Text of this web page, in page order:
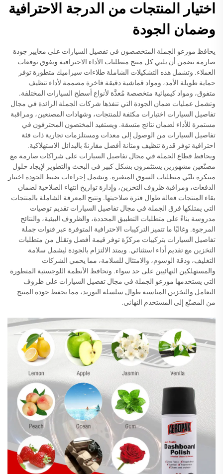
اختيار المنتجات من الدرجة الاحترافية
وضمان الجودة
يحافظ موزعو الجملة المتخصصون في تفصيل السيارات على معايير جودة
صارمة تضمن أن يلبي كل منتج متطلبات الأداء الاحترافية ويفوق توقعات
العملاء. وتشمل هذه التشكيلات الشاملة طلاءات سيراميك متطورة توفر
حماية طويلة الأمد، ومواد قماشية دقيقة فاخرة مصممة لأداء تنظيف
متفوق، ومواد كيميائية متخصصة مُعدَّة لأنواع أسطح السيارات المختلفة.
وتشمل عمليات ضمان الجودة التي تنفذها شركات الجملة الرائدة في مجال
تفاصيل السيارات اختبارات مكثفة للمنتجات، وشهادات المصنعين، ومراقبة
مستمرة للأداء لضمان نتائج متسقة. ويستفيد المختصون المحترفون في
تفاصيل السيارات من الوصول إلى معدات ومستلزمات تجارية ذات فئة
احترافية توفر قدرة تنظيف ومتانة أفضل مقارنةً بالبدائل الاستهلاكية.
ويحافظ قطاع الجملة في مجال تفاصيل السيارات على شراكات صارمة مع
مصنّعين مشهورين يستثمرون بشكل كبير في البحث والتطوير لإيجاد حلول
مبتكرة تلبّي متطلبات السوق المتغيرة. وتشمل إجراءات ضبط الجودة اختبار
الدفعات، ومراقبة ظروف التخزين، وإدارة تواريخ انتهاء الصلاحية لضمان
بقاء المنتجات فعالة طوال فترة صلاحيتها. وتتيح المعرفة الشاملة بالمنتجات
التي يمتلكها فرق الجملة في مجال تفاصيل السيارات تقديم توصيات
مدروسة بناءً على متطلبات التطبيق المحددة، والظروف البيئية، والنتائج
المرجوة. وغالبًا ما تتميز التركيبات الاحترافية المتوفرة عبر قنوات جملة
تفاصيل السيارات بتركيبات مركزّة توفر قيمة أفضل وتقلل من متطلبات
التخزين مع تقديم أداء استثنائي. ويمتد الالتزام بالجودة ليشمل سلامة
التغليف، ودقة الوسوم، والامتثال للسلامة، مما يحمي الشركات
والمستهلكين النهائيين على حد سواء. وتحافظ الأنظمة اللوجستية المتطورة
التي يستخدمها موزعو الجملة في مجال تفصيل السيارات على ظروف
التعامل والتخزين المناسبة طوال سلسلة التوريد، مما يحفظ جودة المنتج
من المصنّع إلى المستخدم النهائي.